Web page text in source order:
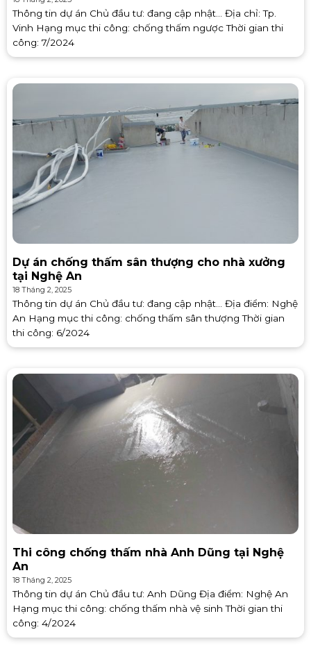
Thông tin dự án Chủ đầu tư: đang cập nhật… Địa chỉ: Tp.
Vinh Hạng mục thi công: chống thấm ngược Thời gian thi
công: 7/2024
Dự án chống thấm sân thượng cho nhà xưởng
tại Nghệ An
18 Tháng 2, 2025
Thông tin dự án Chủ đầu tư: đang cập nhật… Địa điểm: Nghệ
An Hạng mục thi công: chống thấm sân thượng Thời gian
thi công: 6/2024
Thi công chống thấm nhà Anh Dũng tại Nghệ
An
18 Tháng 2, 2025
Thông tin dự án Chủ đầu tư: Anh Dũng Địa điểm: Nghệ An
Hạng mục thi công: chống thấm nhà vệ sinh Thời gian thi
công: 4/2024